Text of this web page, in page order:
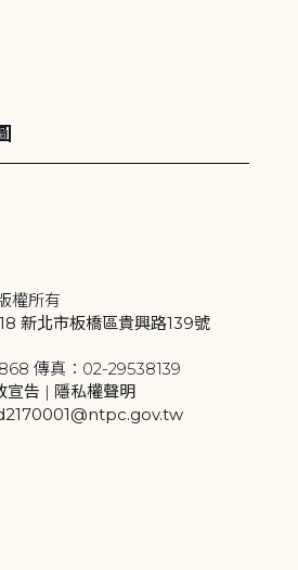
權所有
新北市板橋區貴興路139號
傳真：02-29538139
宣告 | 隱私權聲明